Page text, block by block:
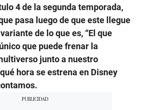
4 de la segunda temporada,
pasa luego de que este llegue
de lo que es, “El que
que puede frenar la
junto a nuestro
hora se estrena en Disney